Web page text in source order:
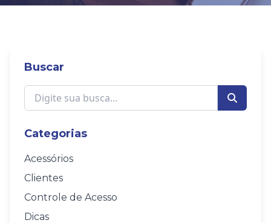
Buscar
Categorias
Acessórios
Clientes
Controle de Acesso
Dicas